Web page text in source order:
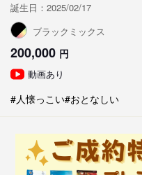
誕生日：2025/02/17
ブラックミックス
200,000 円
動画あり
#人懐っこい#おとなしい